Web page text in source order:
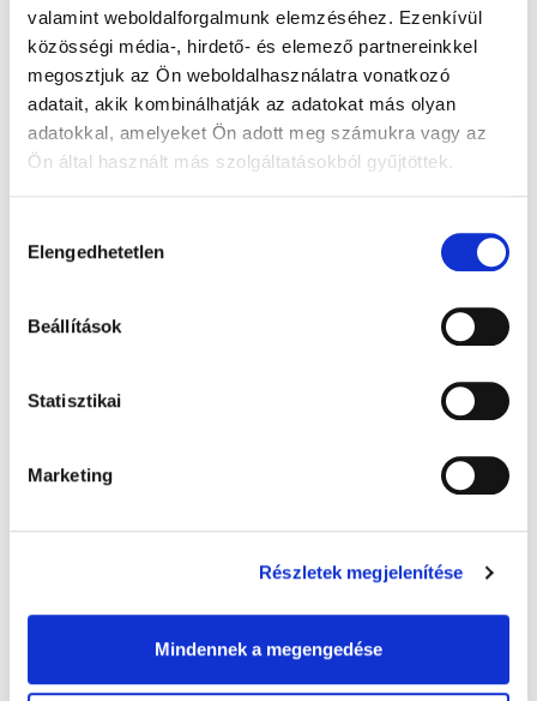
valamint weboldalforgalmunk elemzéséhez. Ezenkívül
közösségi média-, hirdető- és elemező partnereinkkel
megosztjuk az Ön weboldalhasználatra vonatkozó
adatait, akik kombinálhatják az adatokat más olyan
adatokkal, amelyeket Ön adott meg számukra vagy az
Ön által használt más szolgáltatásokból gyűjtöttek.
kiválasztása
Elengedhetetlen
Beállítások
Statisztikai
Marketing
Részletek megjelenítése
Mindennek a megengedése
Tüdőbeteg? Ezért jelenthet nagy kihívást
a kánikula
Gyógyhír Magazin
júliusi száma